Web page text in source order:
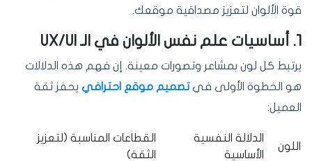
قوة الألوان لتعزيز مصداقية موقعك.
1. أساسيات علم نفس الألوان في الـ UX/UI
يرتبط كل لون بمشاعر وتصورات معينة. إن فهم هذه الدلالات
هو الخطوة الأولى فيتصميم موقع احترافي يحفز ثقة
العميل:
اللون
الدلالة النفسية
الأساسية
القطاعات المناسبة (لتعزيز
الثقة)